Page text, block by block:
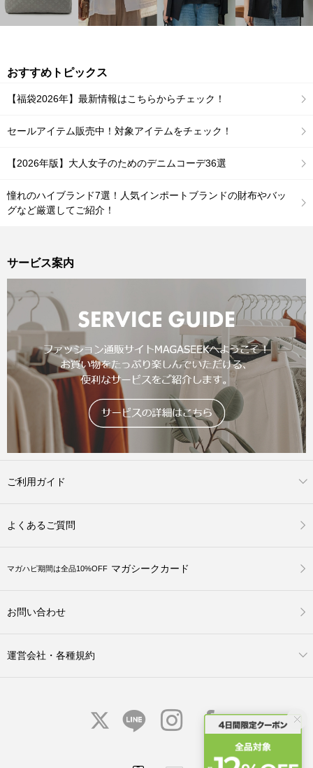
おすすめトピックス
【福袋2026年】最新情報はこちらからチェック！
セールアイテム販売中！対象アイテムをチェック！
【2026年版】大人女子のためのデニムコーデ36選
憧れのハイブランド7選！人気インポートブランドの財布やバッ
グなど厳選してご紹介！
サービス案内
ご利用ガイド
よくあるご質問
マガハピ期間は全品10%OFF マガシークカード
お問い合わせ
運営会社・各種規約